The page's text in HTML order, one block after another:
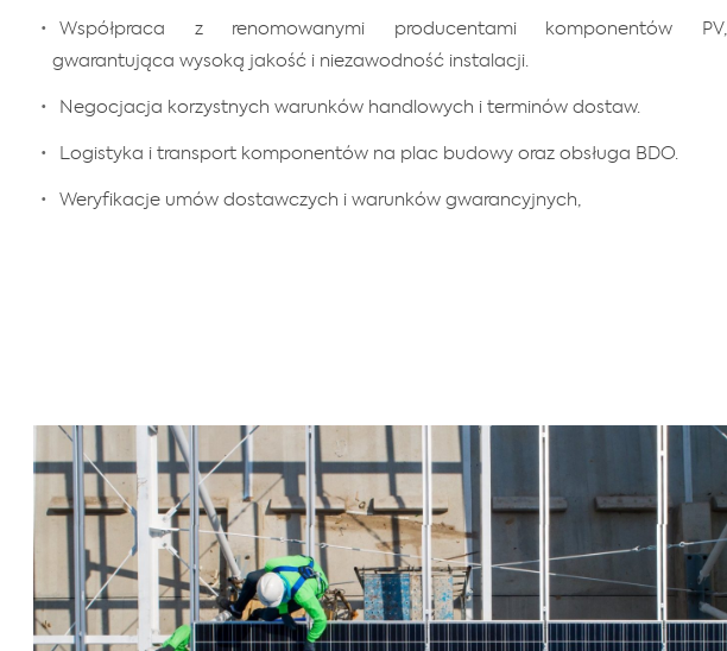
Współpraca z renomowanymi producentami komponentów PV,
gwarantująca wysoką jakość i niezawodność instalacji.
Negocjacja korzystnych warunków handlowych i terminów dostaw.
Logistyka i transport komponentów na plac budowy oraz obsługa BDO.
Weryfikacje umów dostawczych i warunków gwarancyjnych,